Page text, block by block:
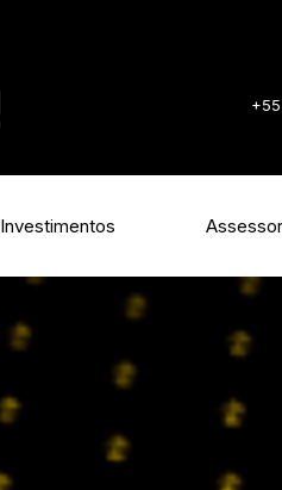
Investimentos